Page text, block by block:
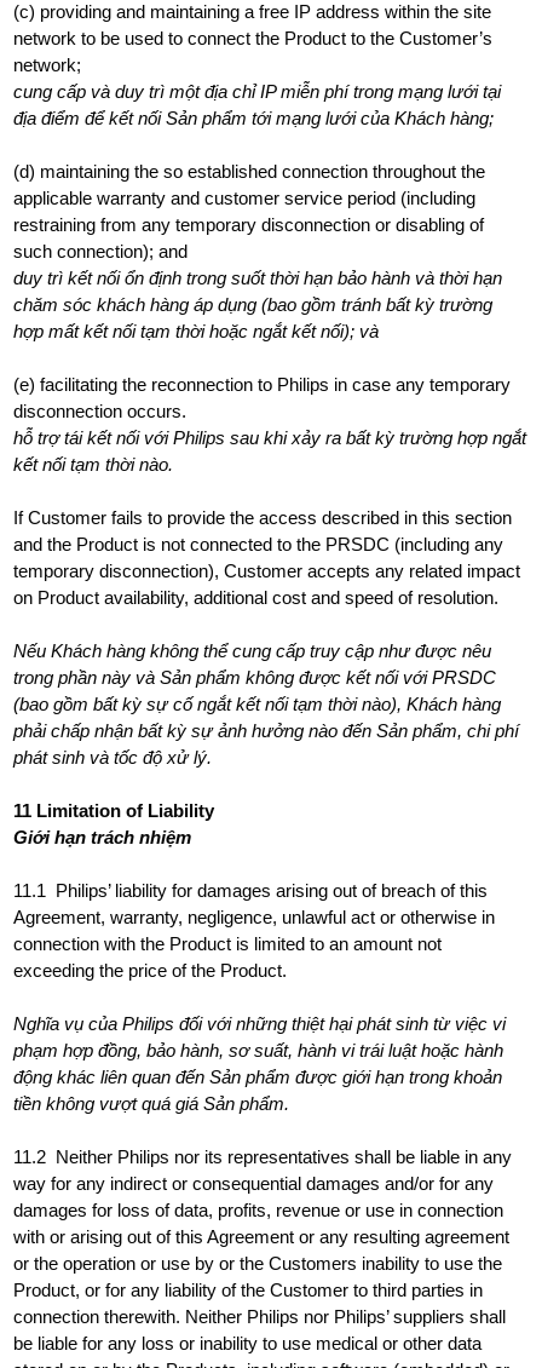
(c) providing and maintaining a free IP address within the site
network to be used to connect the Product to the Customer’s
network;
cung cấp và duy trì một địa chỉ IP miễn phí trong mạng lưới tại
địa điểm để kết nối Sản phẩm tới mạng lưới của Khách hàng;
(d) maintaining the so established connection throughout the
applicable warranty and customer service period (including
restraining from any temporary disconnection or disabling of
such connection); and
duy trì kết nối ổn định trong suốt thời hạn bảo hành và thời hạn
chăm sóc khách hàng áp dụng (bao gồm tránh bất kỳ trường
hợp mất kết nối tạm thời hoặc ngắt kết nối); và
(e) facilitating the reconnection to Philips in case any temporary
disconnection occurs.
hỗ trợ tái kết nối với Philips sau khi xảy ra bất kỳ trường hợp ngắt
kết nối tạm thời nào.
If Customer fails to provide the access described in this section
and the Product is not connected to the PRSDC (including any
temporary disconnection), Customer accepts any related impact
on Product availability, additional cost and speed of resolution.
Nếu Khách hàng không thể cung cấp truy cập như được nêu
trong phần này và Sản phẩm không được kết nối với PRSDC
(bao gồm bất kỳ sự cố ngắt kết nối tạm thời nào), Khách hàng
phải chấp nhận bất kỳ sự ảnh hưởng nào đến Sản phẩm, chi phí
phát sinh và tốc độ xử lý.
11 Limitation of Liability
Giới hạn trách nhiệm
11.1 Philips’ liability for damages arising out of breach of this
Agreement, warranty, negligence, unlawful act or otherwise in
connection with the Product is limited to an amount not
exceeding the price of the Product.
Nghĩa vụ của Philips đối với những thiệt hại phát sinh từ việc vi
phạm hợp đồng, bảo hành, sơ suất, hành vi trái luật hoặc hành
động khác liên quan đến Sản phẩm được giới hạn trong khoản
tiền không vượt quá giá Sản phẩm.
11.2 Neither Philips nor its representatives shall be liable in any
way for any indirect or consequential damages and/or for any
damages for loss of data, profits, revenue or use in connection
with or arising out of this Agreement or any resulting agreement
or the operation or use by or the Customers inability to use the
Product, or for any liability of the Customer to third parties in
connection therewith. Neither Philips nor Philips’ suppliers shall
be liable for any loss or inability to use medical or other data